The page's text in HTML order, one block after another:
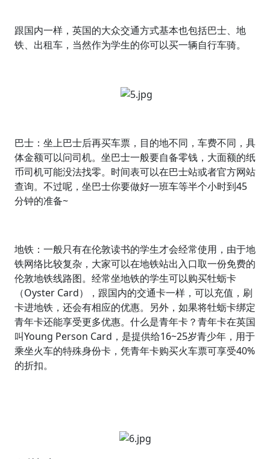
跟国内一样，英国的大众交通方式基本也包括巴士、地
铁、出租车，当然作为学生的你可以买一辆自行车骑。
巴士：坐上巴士后再买车票，目的地不同，车费不同，具
体金额可以问司机。坐巴士一般要自备零钱，大面额的纸
币司机可能没法找零。时间表可以在巴士站或者官方网站
查询。不过呢，坐巴士你要做好一班车等半个小时到45
分钟的准备~
地铁：一般只有在伦敦读书的学生才会经常使用，由于地
铁网络比较复杂，大家可以在地铁站出入口取一份免费的
伦敦地铁线路图。经常坐地铁的学生可以购买牡蛎卡
（Oyster Card），跟国内的交通卡一样，可以充值，刷
卡进地铁，还会有相应的优惠。另外，如果将牡蛎卡绑定
青年卡还能享受更多优惠。什么是青年卡？青年卡在英国
叫Young Person Card，是提供给16~25岁青少年，用于
乘坐火车的特殊身份卡，凭青年卡购买火车票可享受40%
的折扣。